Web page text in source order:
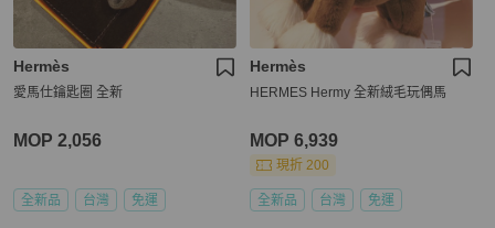
Hermès
愛馬仕鑰匙圈 全新
MOP 2,056
全新品 台灣 免運
Hermès
HERMES Hermy 全新絨毛玩偶馬
MOP 6,939
現折 200
全新品 台灣 免運